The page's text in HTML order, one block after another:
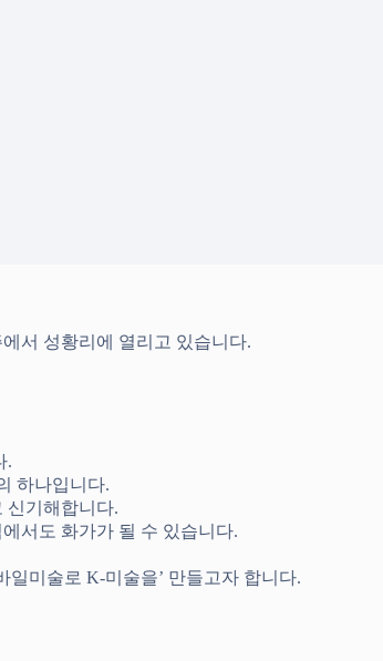
서 성황리에 열리고 있습니다.
.
하나입니다.
신기해합니다.
서도 화가가 될 수 있습니다.
일미술로 K-미술을’ 만들고자 합니다.